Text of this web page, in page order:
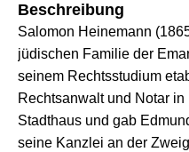
Beschreibung
Salomon Heinemann
jüdischen Familie der
seinem Rechtsstudium
Rechtsanwalt und Notar
Stadthaus und gab
seine Kanzlei an der